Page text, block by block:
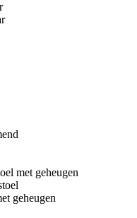
met geheugen
geheugen